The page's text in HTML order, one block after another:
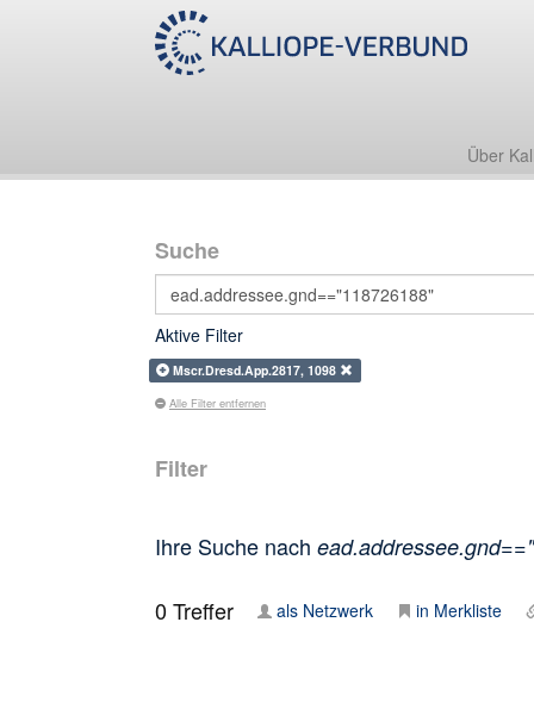
Über
Suche
Aktive Filter
Mscr.Dresd.App.2817, 1098
Alle Filter entfernen
Filter
Ihre Suche nach
0Treffer als Netzwerk in Merkliste